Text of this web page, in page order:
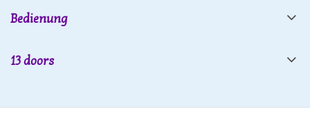
Bedienung
13 doors